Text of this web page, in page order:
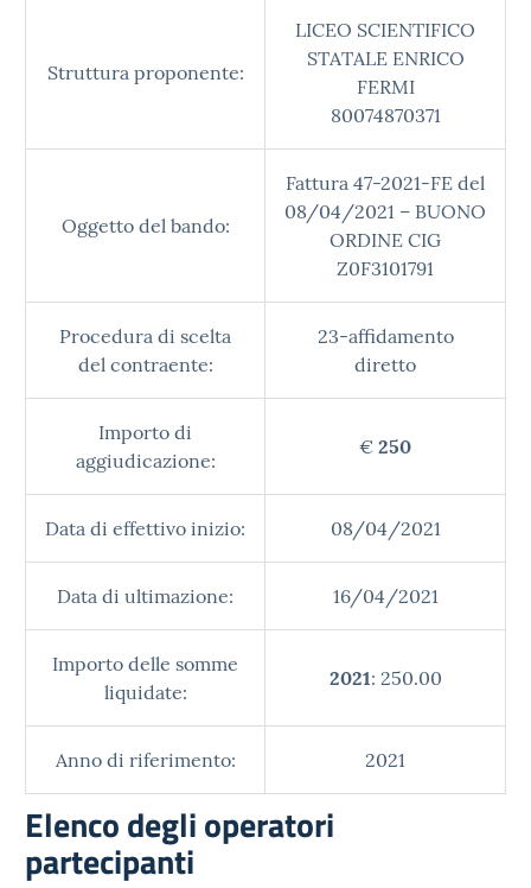
Struttura proponente:
LICEO SCIENTIFICO
STATALE ENRICO
FERMI
80074870371
Oggetto del bando:
Fattura 47-2021-FE del
08/04/2021 – BUONO
ORDINE CIG
Z0F3101791
Procedura di scelta
del contraente:
23-affidamento
diretto
Importo di
aggiudicazione:
€ 250
Data di effettivo inizio: 08/04/2021
Data di ultimazione: 16/04/2021
Importo delle somme
liquidate:
2021: 250.00
Anno di riferimento: 2021
Elenco degli operatori
partecipanti